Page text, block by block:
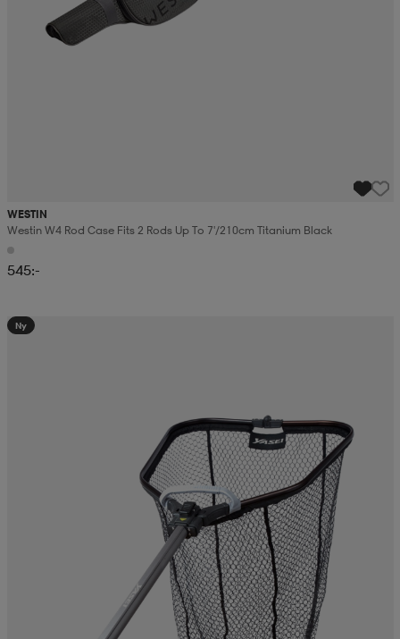
WESTIN
Westin W4 Rod Case Fits 2 Rods Up To 7'/210cm Titanium Black
545:-
Ny